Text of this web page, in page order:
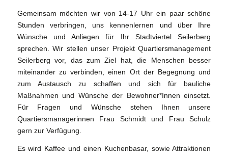
Gemeinsam möchten wir von 14-17 Uhr ein paar schöne
Stunden verbringen, uns kennenlernen und über Ihre
Wünsche und Anliegen für Ihr Stadtviertel Seilerberg
sprechen. Wir stellen unser Projekt Quartiersmanagement
Seilerberg vor, das zum Ziel hat, die Menschen besser
miteinander zu verbinden, einen Ort der Begegnung und
zum Austausch zu schaffen und sich für bauliche
Maßnahmen und Wünsche der Bewohner*Innen einsetzt.
Für Fragen und Wünsche stehen Ihnen unsere
Quartiersmanagerinnen Frau Schmidt und Frau Schulz
gern zur Verfügung.
Es wird Kaffee und einen Kuchenbasar, sowie Attraktionen